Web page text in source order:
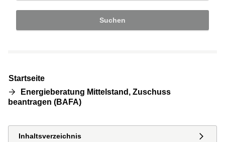
Suchen
Startseite
Energieberatung Mittelstand, Zuschuss
beantragen (BAFA)
Inhaltsverzeichnis